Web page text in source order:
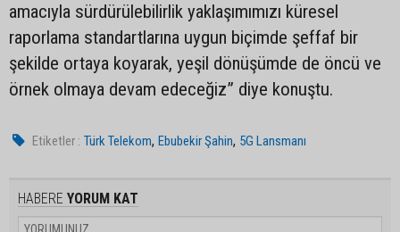
amacıyla sürdürülebilirlik yaklaşımımızı küresel
raporlama standartlarına uygun biçimde şeffaf bir
şekilde ortaya koyarak, yeşil dönüşümde de öncü ve
örnek olmaya devam edeceğiz” diye konuştu.
Etiketler : Türk Telekom,Ebubekir Şahin, 5G Lansmanı
HABERE YORUM KAT